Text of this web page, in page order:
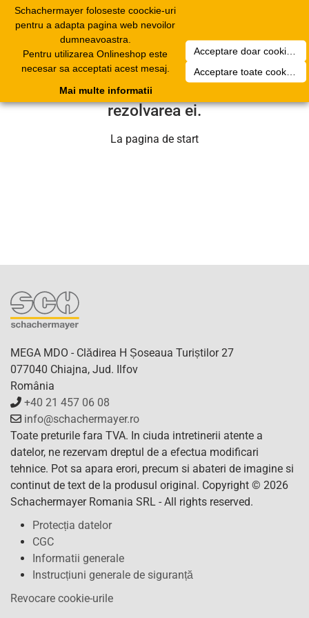
Schachermayer foloseste coockie-uri
pentru a adapta pagina web nevoilor
dumneavoastra.
Pentru utilizarea Onlineshop este
necesar sa acceptati acest mesaj.
Acceptare doar cookierurile necesare
Acceptare toate cookieurilor
Mai multe informatii
navigation
Din pacate a aparut o problema
tehnica. Echipa noastra se va ocupa de
rezolvarea ei.
La pagina de start
MEGA MDO - Clădirea H Șoseaua Turiștilor 27
077040 Chiajna, Jud. Ilfov
România
+40 21 457 06 08
info@schachermayer.ro
Toate preturile fara TVA. In ciuda intretinerii atente a
datelor, ne rezervam dreptul de a efectua modificari
tehnice. Pot sa apara erori, precum si abateri de imagine si
continut de text de la produsul original. Copyright © 2026
Schachermayer Romania SRL - All rights reserved.
Protecția datelor
CGC
Informatii generale
Instrucțiuni generale de siguranță
Revocare cookie-urile